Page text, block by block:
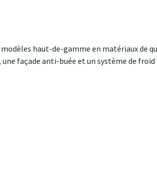
haut-de-gamme en matériaux de
façade anti-buée et un système de